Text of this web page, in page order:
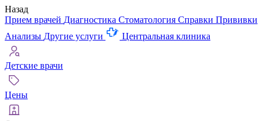
Назад
Прием врачей Диагностика Стоматология Справки Прививки
Анализы Другие услуги Центральная клиника
Детские врачи
Цены